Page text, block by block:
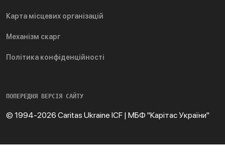
Карта місцевих організацій
Механізм скарг
Політика конфіденційності
ПОПЕРЕДНЯ ВЕРСІЯ САЙТУ
© 1994-2026 Caritas Ukraine ICF | МБФ "Карітас України"